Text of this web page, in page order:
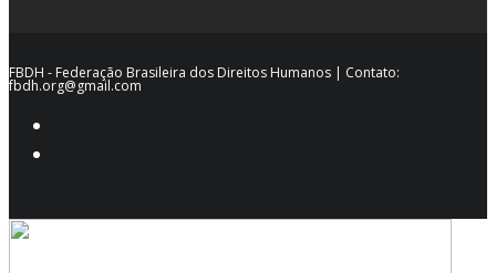
FBDH - Federação Brasileira dos Direitos Humanos | Contato:
fbdh.org@gmail.com